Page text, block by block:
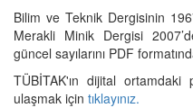
Bilim ve Teknik Dergisinin
Merakli Minik Dergisi
güncel sayılarını PDF
TÜBİTAK'ın dijital ortamdaki
ulaşmak için tıklayınız.